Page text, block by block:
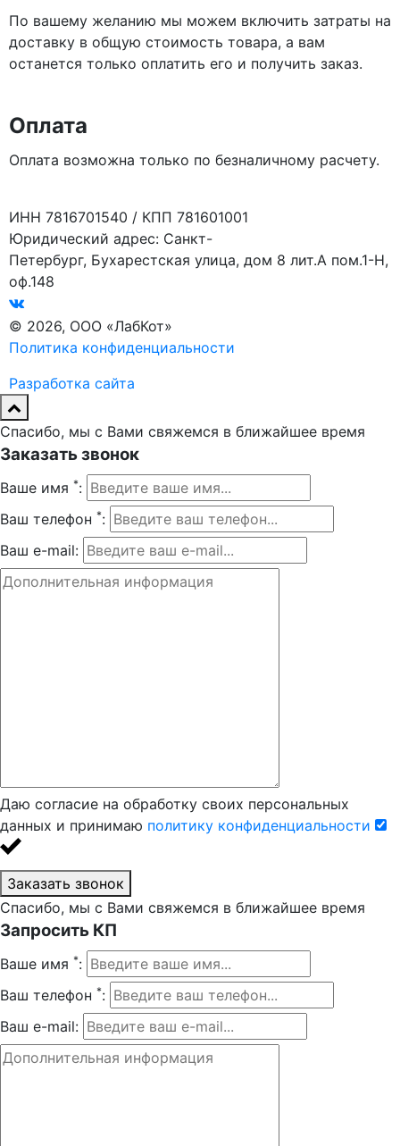
По вашему желанию мы можем включить затраты на
доставку в общую стоимость товара, а вам
останется только оплатить его и получить заказ.
Оплата
Оплата возможна только по безналичному расчету.
ИНН 7816701540 / КПП 781601001
Юридический адрес: Санкт-
Петербург, Бухарестская улица, дом 8 лит.А пом.1-Н,
оф.148
© 2026, ООО «ЛабКот»
Политика конфиденциальности
Разработка сайта
Спасибо, мы с Вами свяжемся в ближайшее время
Заказать звонок
Ваше имя *:
Ваш телефон *:
Ваш e-mail:
Даю согласие на обработку своих персональных
данных и принимаю политику конфиденциальности
Заказать звонок
Спасибо, мы с Вами свяжемся в ближайшее время
Запросить КП
Ваше имя *:
Ваш телефон *:
Ваш e-mail: